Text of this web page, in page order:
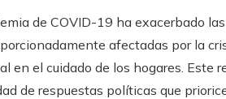
de COVID-19 ha exacerbado
afectadas por la
en el cuidado de los hogares. Este
de respuestas políticas que